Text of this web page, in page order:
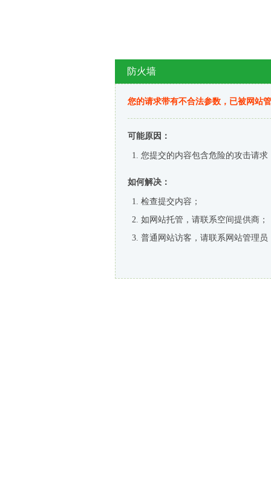
防火墙
您的请求带有不合法参数，已被网站
可能原因：
您提交的内容包含危险的攻击请求
如何解决：
检查提交内容；
如网站托管，请联系空间提供商；
普通网站访客，请联系网站管理员